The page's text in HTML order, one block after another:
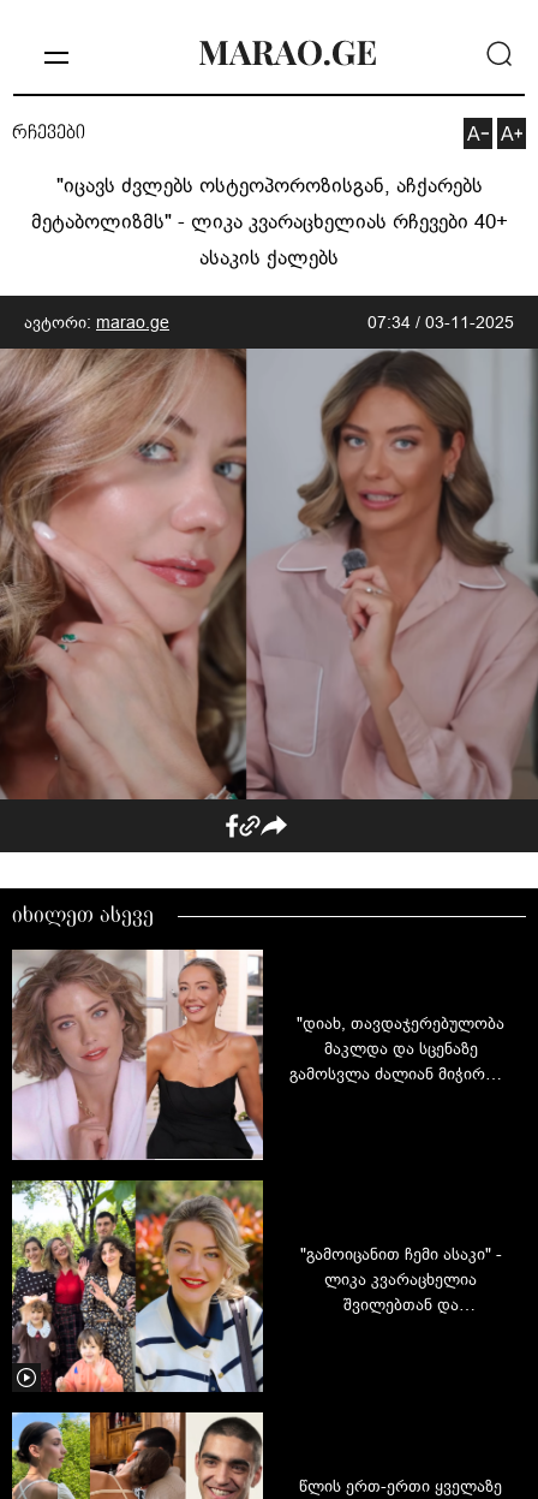
რჩევები
"იცავს ძვლებს ოსტეოპოროზისგან, აჩქარებს
მეტაბოლიზმს" - ლიკა კვარაცხელიას რჩევები 40+
ასაკის ქალებს
ავტორი: marao.ge 07:34 / 03-11-2025
იხილეთ ასევე
"დიახ, თავდაჯერებულობა
მაკლდა და სცენაზე
გამოსვლა ძალიან მიჭირდა"
"გამოიცანით ჩემი ასაკი" -
ლიკა კვარაცხელია
შვილებთან და
წლის ერთ-ერთი ყველაზე